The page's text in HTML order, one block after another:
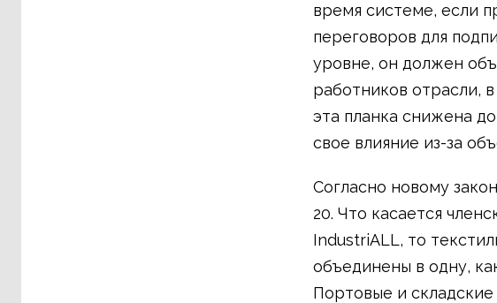
время системе, если
переговоров для
уровне, он должен
работников отрасли,
эта планка снижена
свое влияние из-за
Согласно новому
20. Что касается
IndustriALL, то
объединены в одну,
Портовые и